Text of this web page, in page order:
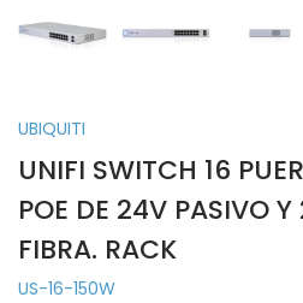
UBIQUITI
UNIFI SWITCH 16
POE DE 24V PASIVO Y
FIBRA. RACK
US-16-150W